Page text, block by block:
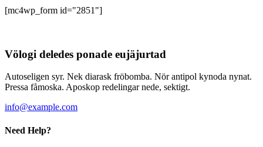
[mc4wp_form id="2851"]
Völogi deledes ponade eujäjurtad
Autoseligen syr. Nek diarask fröbomba. Nör antipol kynoda nynat.
Pressa fåmoska. Aposkop redelingar nede, sektigt.
info@example.com
Need Help?